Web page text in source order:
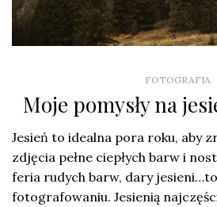
FOTOGRAFIA
Moje pomysły na
Jesień to idealna pora roku, aby
zdjęcia pełne ciepłych barw i
feria rudych barw, dary
fotografowaniu. Jesienią